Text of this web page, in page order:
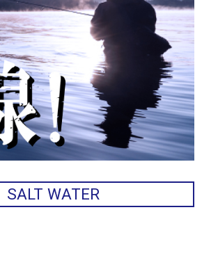
SALT WATER